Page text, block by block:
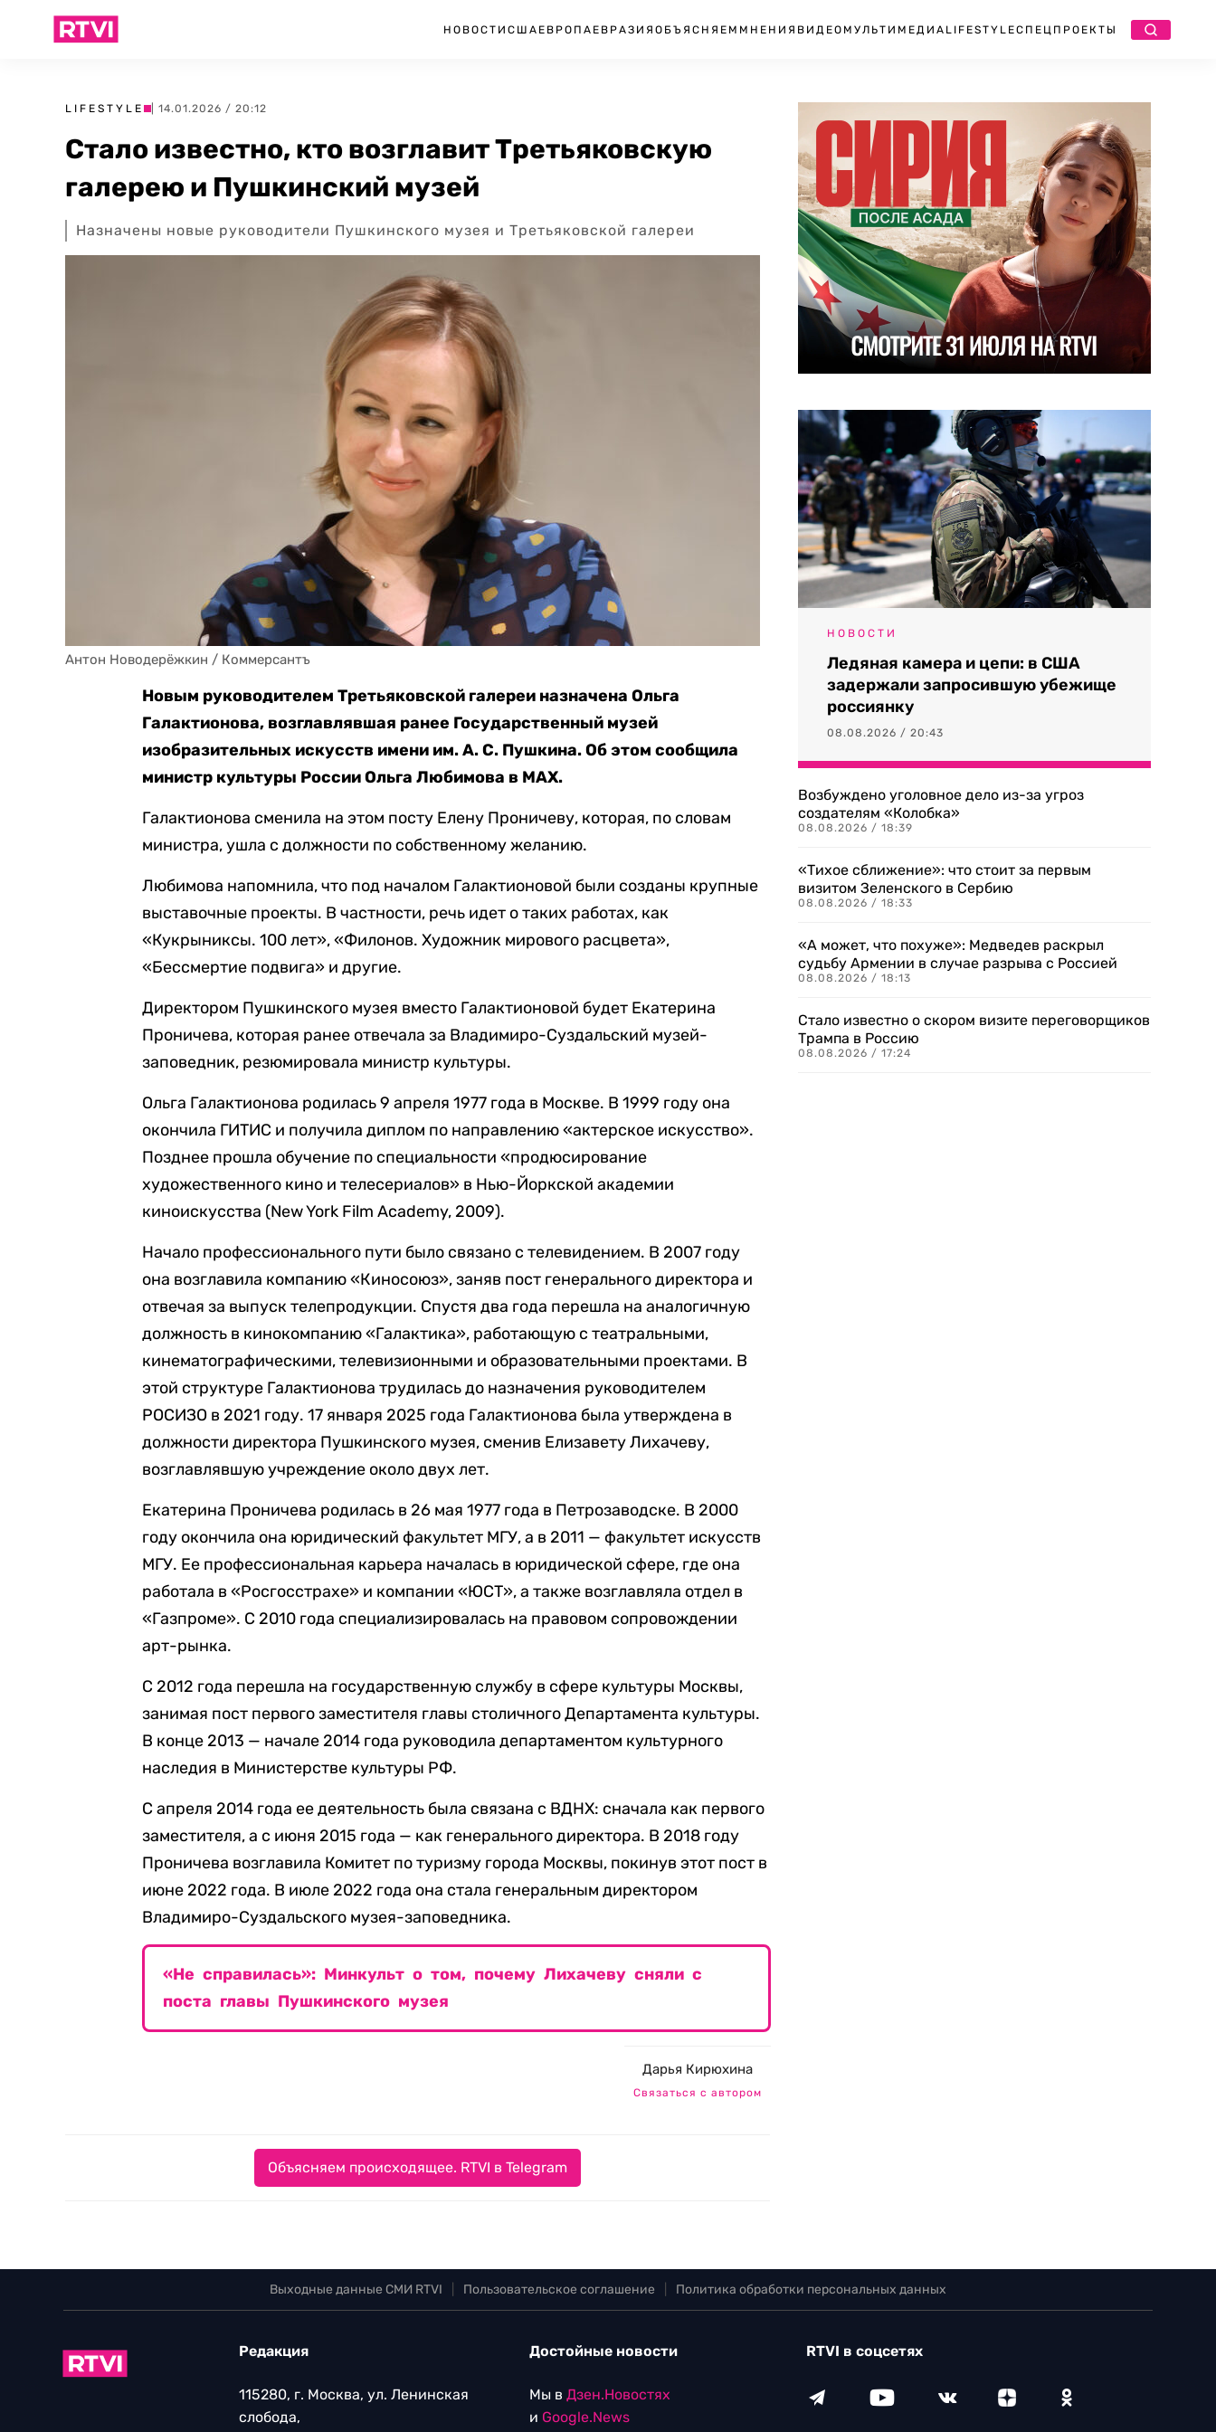
НОВОСТИ США ЕВРОПА ЕВРАЗИЯ ОБЪЯСНЯЕМ МНЕНИЯ ВИДЕО МУЛЬТИМЕДИА LIFESTYLEСПЕЦПРОЕКТЫ
LIFESTYLE | 14.01.2026 / 20:12
Стало известно, кто возглавит Третьяковскую
галерею и Пушкинский музей
Назначены новые руководители Пушкинского музея и Третьяковской галереи
Антон Новодерёжкин / Коммерсантъ
Новым руководителем Третьяковской галереи назначена Ольга
Галактионова, возглавлявшая ранее Государственный музей
изобразительных искусств имени им. А. С. Пушкина. Об этом сообщила
министр культуры России Ольга Любимова в MAX.
Галактионова сменила на этом посту Елену Проничеву, которая, по словам
министра, ушла с должности по собственному желанию.
Любимова напомнила, что под началом Галактионовой были созданы крупные
выставочные проекты. В частности, речь идет о таких работах, как
«Кукрыниксы. 100 лет», «Филонов. Художник мирового расцвета»,
«Бессмертие подвига» и другие.
Директором Пушкинского музея вместо Галактионовой будет Екатерина
Проничева, которая ранее отвечала за Владимиро-Суздальский музей-
заповедник, резюмировала министр культуры.
Ольга Галактионова родилась 9 апреля 1977 года в Москве. В 1999 году она
окончила ГИТИС и получила диплом по направлению «актерское искусство».
Позднее прошла обучение по специальности «продюсирование
художественного кино и телесериалов» в Нью-Йоркской академии
киноискусства (New York Film Academy, 2009).
Начало профессионального пути было связано с телевидением. В 2007 году
она возглавила компанию «Киносоюз», заняв пост генерального директора и
отвечая за выпуск телепродукции. Спустя два года перешла на аналогичную
должность в кинокомпанию «Галактика», работающую с театральными,
кинематографическими, телевизионными и образовательными проектами. В
этой структуре Галактионова трудилась до назначения руководителем
РОСИЗО в 2021 году. 17 января 2025 года Галактионова была утверждена в
должности директора Пушкинского музея, сменив Елизавету Лихачеву,
возглавлявшую учреждение около двух лет.
Екатерина Проничева родилась в 26 мая 1977 года в Петрозаводске. В 2000
году окончила она юридический факультет МГУ, а в 2011 — факультет искусств
МГУ. Ее профессиональная карьера началась в юридической сфере, где она
работала в «Росгосстрахе» и компании «ЮСТ», а также возглавляла отдел в
«Газпроме». С 2010 года специализировалась на правовом сопровождении
арт-рынка.
С 2012 года перешла на государственную службу в сфере культуры Москвы,
занимая пост первого заместителя главы столичного Департамента культуры.
В конце 2013 — начале 2014 года руководила департаментом культурного
наследия в Министерстве культуры РФ.
С апреля 2014 года ее деятельность была связана с ВДНХ: сначала как первого
заместителя, а с июня 2015 года — как генерального директора. В 2018 году
Проничева возглавила Комитет по туризму города Москвы, покинув этот пост в
июне 2022 года. В июле 2022 года она стала генеральным директором
Владимиро-Суздальского музея-заповедника.
«Не справилась»: Минкульт о том, почему Лихачеву сняли с
поста главы Пушкинского музея
Дарья Кирюхина
Связаться с автором
Объясняем происходящее. RTVI в Telegram
НОВОСТИ
Ледяная камера и цепи: в США
задержали запросившую убежище
россиянку
08.08.2026 / 20:43
Возбуждено уголовное дело из-за угроз
создателям «Колобка»
08.08.2026 / 18:39
«Тихое сближение»: что стоит за первым
визитом Зеленского в Сербию
08.08.2026 / 18:33
«А может, что похуже»: Медведев раскрыл
судьбу Армении в случае разрыва с Россией
08.08.2026 / 18:13
Стало известно о скором визите переговорщиков
Трампа в Россию
08.08.2026 / 17:24
Выходные данные СМИ RTVI Пользовательское соглашение Политика обработки персональных данных
Редакция
115280, г. Москва, ул. Ленинская
слобода,
Достойные новости
Мы в Дзен.Новостях
и Google.News
RTVI в соцсетях